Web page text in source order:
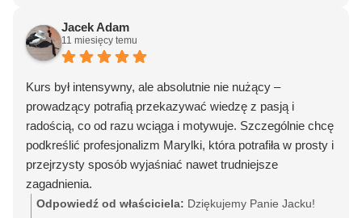
Jacek Adam
11 miesięcy temu
Kurs był intensywny, ale absolutnie nie nużący –
prowadzący potrafią przekazywać wiedzę z pasją i
radością, co od razu wciąga i motywuje. Szczególnie chcę
podkreślić profesjonalizm Marylki, która potrafiła w prosty i
przejrzysty sposób wyjaśniać nawet trudniejsze
zagadnienia.
Część praktyczna była ogromnym atutem – pozwoliła mi
Odpowiedź od właściciela: Dziękujemy Panie Jacku!